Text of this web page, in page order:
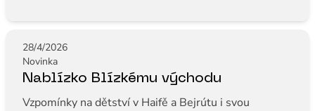
28/4/2026
Novinka
Nablízko Blízkému východu
Vzpomínky na dětství v Haifě a Bejrútu i svou